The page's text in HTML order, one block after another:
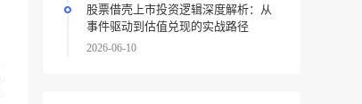
股票借壳上市投资逻辑深度解析：从
事件驱动到估值兑现的实战路径
2026-06-10